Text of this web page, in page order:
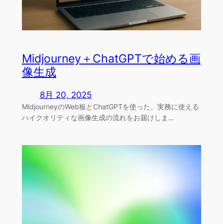
Midjourney＋ChatGPTで始める画
像生成
8月 20, 2025
MidjourneyのWeb板とChatGPTを使った、実務に使える
ハイクオリティな画像生成の流れをお届けしま…